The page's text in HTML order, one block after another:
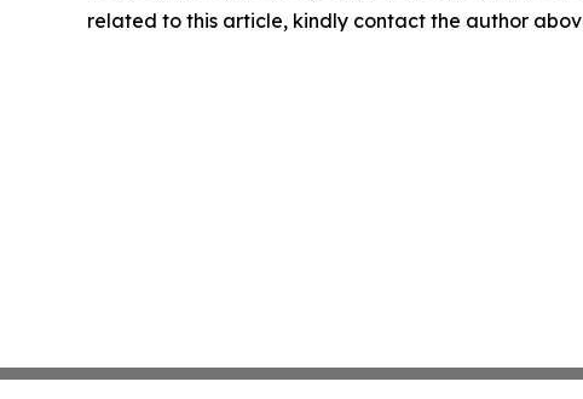
related to this article, kindly contact the author